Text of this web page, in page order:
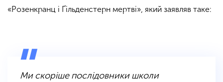
«Розенкранц і Ґільденстерн мертві», який заявляв таке:
Ми скоріше послідовники школи